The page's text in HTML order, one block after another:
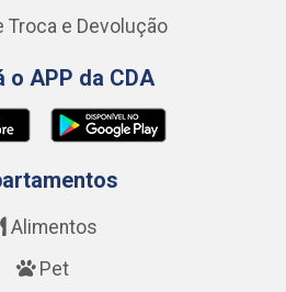
Troca e Devolução
o APP da CDA
Alimentos
Pet